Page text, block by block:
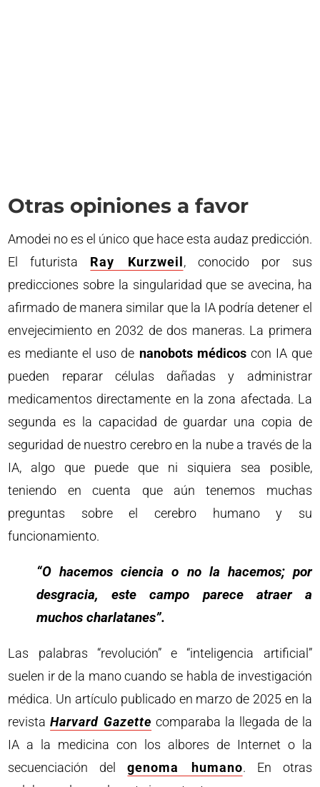
Otras opiniones a favor
Amodei no es el único que hace esta audaz predicción.
El futurista Ray Kurzweil , conocido por sus
predicciones sobre la singularidad que se avecina, ha
afirmado de manera similar que la IA podría detener el
envejecimiento en 2032 de dos maneras. La primera
es mediante el uso de nanobots médicoscon IA que
pueden reparar células dañadas y administrar
medicamentos directamente en la zona afectada. La
segunda es la capacidad de guardar una copia de
seguridad de nuestro cerebro en la nube a través de la
IA, algo que puede que ni siquiera sea posible,
teniendo en cuenta que aún tenemos muchas
preguntas sobre el cerebro humano y su
funcionamiento.
“O hacemos ciencia o no la hacemos; por
desgracia, este campo parece atraer a
muchos charlatanes”.
Las palabras “revolución” e “inteligencia artificial”
suelen ir de la mano cuando se habla de investigación
médica. Un artículo publicado en marzo de 2025 en la
revistaHarvard Gazette comparaba la llegada de la
IA a la medicina con los albores de Internet o la
secuenciación delgenoma humano. En otras